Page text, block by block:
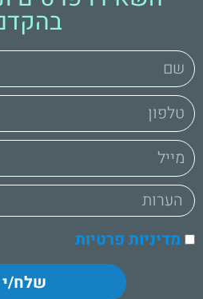
מדיניות פרטיות
שלח/י